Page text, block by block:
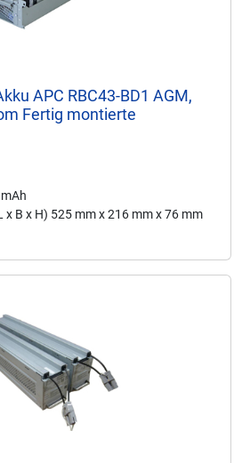
APC RBC43-BD1 AGM,
Fertig montierte
x B x H) 525 mm x 216 mm x 76 mm